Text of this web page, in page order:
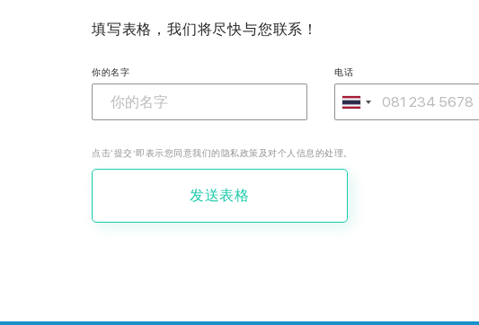
填写表格，我们将尽快与您联系！
你的名字 电话
点击‘提交’即表示您同意我们的隐私政策及对个人信息的处理。
发送表格